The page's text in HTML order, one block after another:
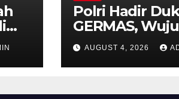
Polri Hadir
GERMAS,
Budaya Hidup
di Kecamatan
Pabelan
AUGUST 4, 2026